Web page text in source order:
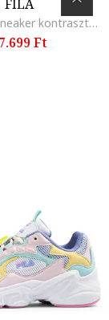
FILA
Ray Tracer sneaker kontrasztos részletekkel, Fehér/Világosszürke/Angolzöld/Tengerészkék
Ft